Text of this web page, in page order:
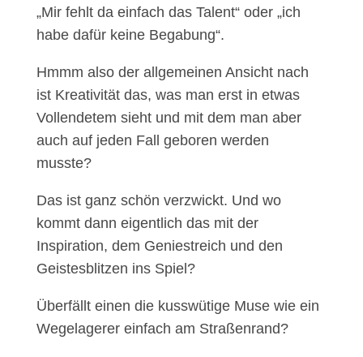
„Mir fehlt da einfach das Talent“ oder „ich
habe dafür keine Begabung“.
Hmmm also der allgemeinen Ansicht nach
ist Kreativität das, was man erst in etwas
Vollendetem sieht und mit dem man aber
auch auf jeden Fall geboren werden
musste?
Das ist ganz schön verzwickt. Und wo
kommt dann eigentlich das mit der
Inspiration, dem Geniestreich und den
Geistesblitzen ins Spiel?
Überfällt einen die kusswütige Muse wie ein
Wegelagerer einfach am Straßenrand?